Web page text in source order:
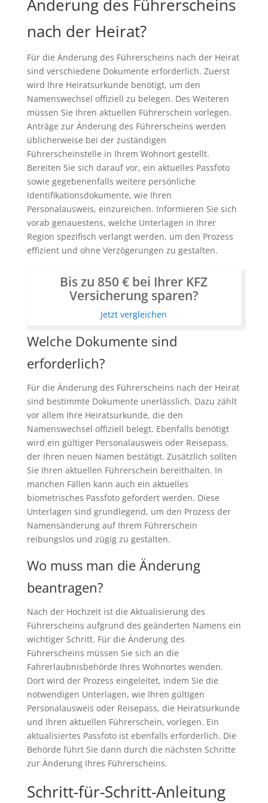
Änderung des Führerscheins
nach der Heirat?
Für die Änderung des Führerscheins nach der Heirat
sind verschiedene Dokumente erforderlich. Zuerst
wird Ihre Heiratsurkunde benötigt, um den
Namenswechsel offiziell zu belegen. Des Weiteren
müssen Sie Ihren aktuellen Führerschein vorlegen.
Anträge zur Änderung des Führerscheins werden
üblicherweise bei der zuständigen
Führerscheinstelle in Ihrem Wohnort gestellt.
Bereiten Sie sich darauf vor, ein aktuelles Passfoto
sowie gegebenenfalls weitere persönliche
Identifikationsdokumente, wie Ihren
Personalausweis, einzureichen. Informieren Sie sich
vorab genauestens, welche Unterlagen in Ihrer
Region spezifisch verlangt werden, um den Prozess
effizient und ohne Verzögerungen zu gestalten.
Bis zu 850 € bei Ihrer KFZ
Versicherung sparen?
Jetzt vergleichen
Welche Dokumente sind
erforderlich?
Für die Änderung des Führerscheins nach der Heirat
sind bestimmte Dokumente unerlässlich. Dazu zählt
vor allem Ihre Heiratsurkunde, die den
Namenswechsel offiziell belegt. Ebenfalls benötigt
wird ein gültiger Personalausweis oder Reisepass,
der Ihren neuen Namen bestätigt. Zusätzlich sollten
Sie Ihren aktuellen Führerschein bereithalten. In
manchen Fällen kann auch ein aktuelles
biometrisches Passfoto gefordert werden. Diese
Unterlagen sind grundlegend, um den Prozess der
Namensänderung auf Ihrem Führerschein
reibungslos und zügig zu gestalten.
Wo muss man die Änderung
beantragen?
Nach der Hochzeit ist die Aktualisierung des
Führerscheins aufgrund des geänderten Namens ein
wichtiger Schritt. Für die Änderung des
Führerscheins müssen Sie sich an die
Fahrerlaubnisbehörde Ihres Wohnortes wenden.
Dort wird der Prozess eingeleitet, indem Sie die
notwendigen Unterlagen, wie Ihren gültigen
Personalausweis oder Reisepass, die Heiratsurkunde
und Ihren aktuellen Führerschein, vorlegen. Ein
aktualisiertes Passfoto ist ebenfalls erforderlich. Die
Behörde führt Sie dann durch die nächsten Schritte
zur Änderung Ihres Führerscheins.
Schritt-für-Schritt-Anleitung